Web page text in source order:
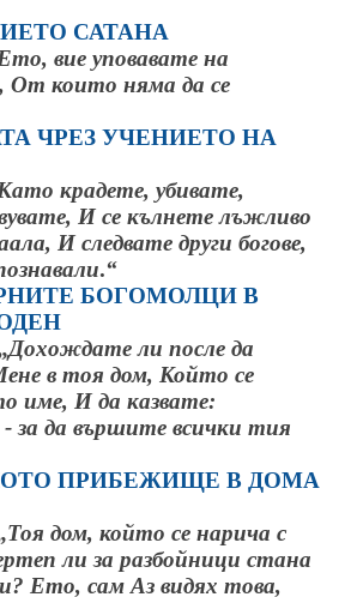
САТАНА
вие уповавате на
От които няма да се
ЧРЕЗ УЧЕНИЕТО НА
крадете, убивате,
И се кълнете лъжливо
И следвате други богове,
.“
БОГОМОЛЦИ В
Дохождате ли после да
в тоя дом, Който се
име, И да казвате:
за да вършите всички тия
ПРИБЕЖИЩЕ В ДОМА
Тоя дом, който се нарича с
ли за разбойници стана
Ето, сам Аз видях това,